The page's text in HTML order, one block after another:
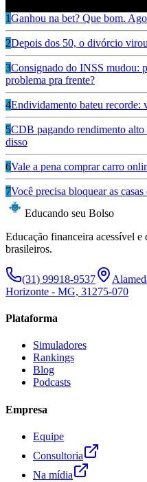
1Ganhou na bet? Que bom.
2Depois dos 50, o divórcio
3Consignado do INSS mudou:
problema pra frente?
4Endividamento bateu recorde:
5CDB pagando rendimento alto
disso
6Vale a pena comprar carro
7Você precisa bloquear as casas
Educando seu Bolso
Educação financeira acessível e
brasileiros.
(31) 99918-9537
Horizonte - MG, 31275-070
Plataforma
Simuladores
Rankings
Blog
Podcasts
Empresa
Equipe
Consultoria
Na mídia